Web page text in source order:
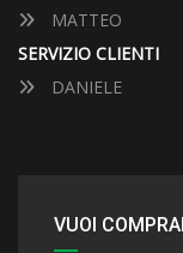
MATTEO
SERVIZIO CLIENTI
DANIELE
VUOI